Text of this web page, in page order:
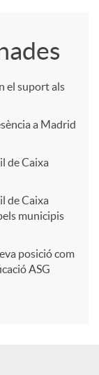
el suport als
a Madrid
de Caixa
de Caixa
municipis
posició com
ASG